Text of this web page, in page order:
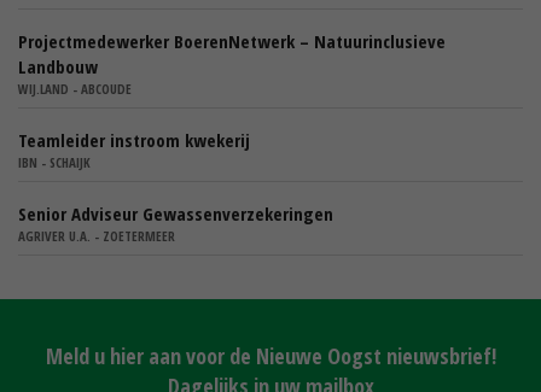
Projectmedewerker BoerenNetwerk – Natuurinclusieve
Landbouw
WIJ.LAND - ABCOUDE
Teamleider instroom kwekerij
IBN - SCHAIJK
Senior Adviseur Gewassenverzekeringen
AGRIVER U.A. - ZOETERMEER
Meld u hier aan voor de Nieuwe Oogst nieuwsbrief!
Dagelijks in uw mailbox